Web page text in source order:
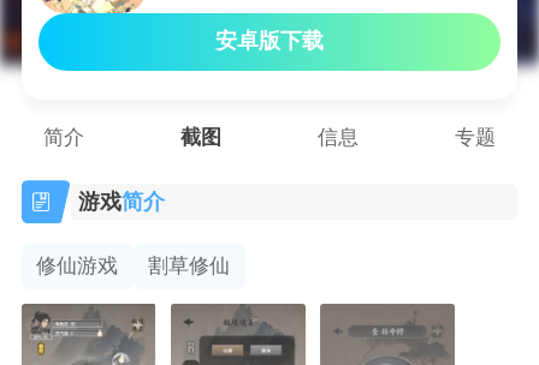
安卓版下载
简介 截图 信息 专题
游戏简介
修仙游戏 割草修仙